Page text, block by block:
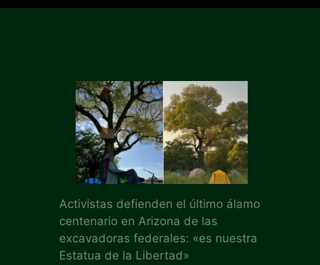
Activistas defienden el último álamo
centenario en Arizona de las
excavadoras federales: «es nuestra
Estatua de la Libertad»